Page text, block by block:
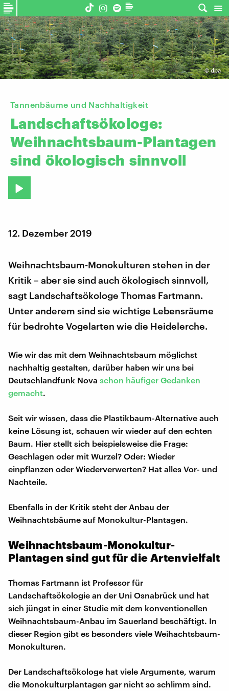
©dpa
Tannenbäume und Nachhaltigkeit
Landschaftsökologe:
Weihnachtsbaum-Plantagen
sind ökologisch sinnvoll
12. Dezember 2019
Weihnachtsbaum-Monokulturen stehen in der
Kritik – aber sie sind auch ökologisch sinnvoll,
sagt Landschaftsökologe Thomas Fartmann.
Unter anderem sind sie wichtige Lebensräume
für bedrohte Vogelarten wie die Heidelerche.
Wie wir das mit dem Weihnachtsbaum möglichst
nachhaltig gestalten, darüber haben wir uns bei
Deutschlandfunk Nova schon häufiger Gedanken
gemacht.
Seit wir wissen, dass die Plastikbaum-Alternative auch
keine Lösung ist, schauen wir wieder auf den echten
Baum. Hier stellt sich beispielsweise die Frage:
Geschlagen oder mit Wurzel? Oder: Wieder
einpflanzen oder Wiederverwerten? Hat alles Vor- und
Nachteile.
Ebenfalls in der Kritik steht der Anbau der
Weihnachtsbäume auf Monokultur-Plantagen.
Weihnachtsbaum-Monokultur-
Plantagen sind gut für die Artenvielfalt
Thomas Fartmann ist Professor für
Landschaftsökologie an der Uni Osnabrück und hat
sich jüngst in einer Studie mit dem konventionellen
Weihnachtsbaum-Anbau im Sauerland beschäftigt. In
dieser Region gibt es besonders viele Weihachtsbaum-
Monokulturen.
Der Landschaftsökologe hat viele Argumente, warum
die Monokulturplantagen gar nicht so schlimm sind.